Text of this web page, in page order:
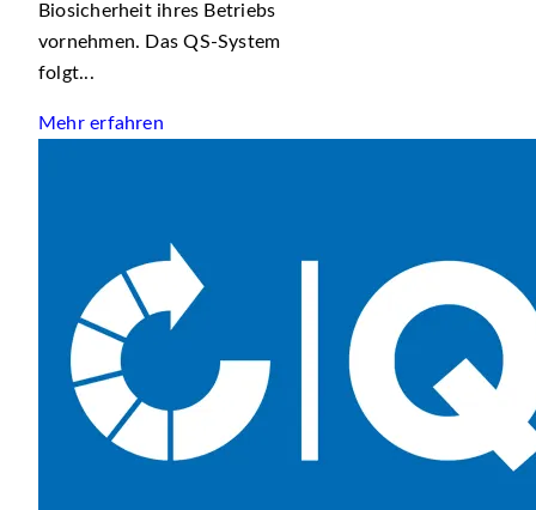
Biosicherheit ihres Betriebs
vornehmen. Das QS-System
folgt...
Mehr erfahren